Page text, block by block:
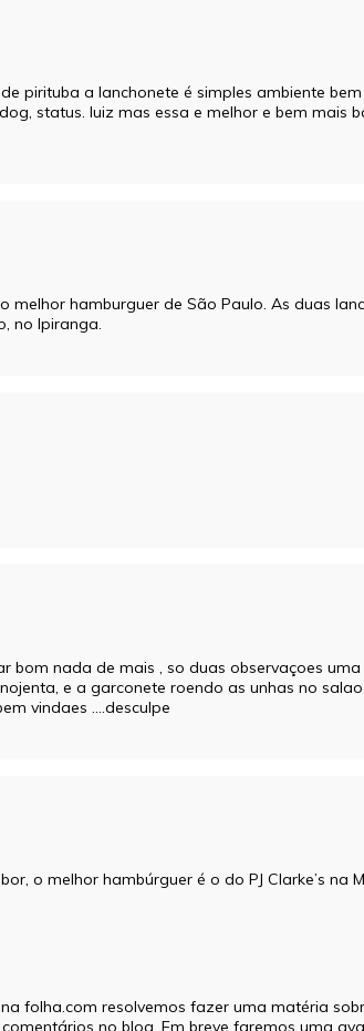
pirituba a lanchonete é simples ambiente
status. luiz mas essa e melhor e bem mais
hamburguer de São Paulo. As duas
no Ipiranga.
bom nada de mais , so duas observaçoes
e a garconete roendo as unhas no
vindaes ….desculpe
o melhor hambúrguer é o do PJ Clarke’s na
folha.com resolvemos fazer uma matéria
no blog. Em breve faremos uma